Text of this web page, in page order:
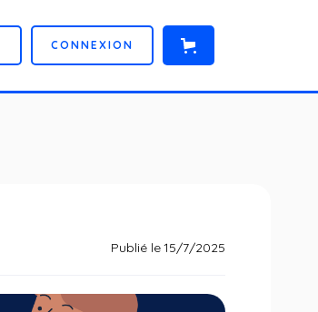
CONNE XION
Publié le15/7/2025